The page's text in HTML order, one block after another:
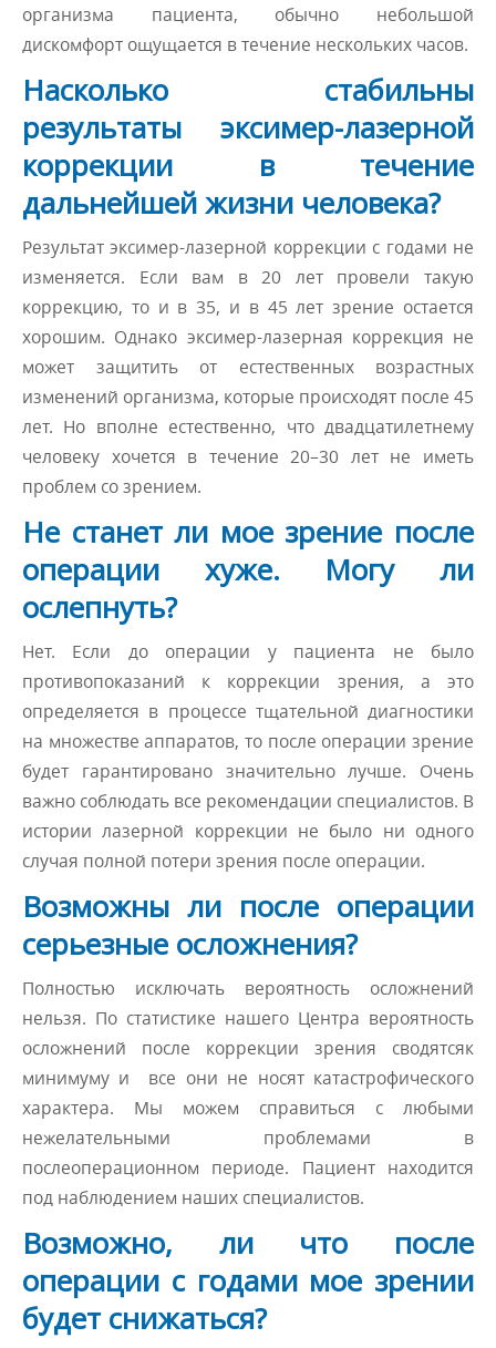
организма пациента, обычно небольшой
дискомфорт ощущается в течение нескольких часов.
Насколько стабильны
результаты эксимер-лазерной
коррекции в течение
дальнейшей жизни человека?
Результат эксимер-лазерной коррекции с годами не
изменяется. Если вам в 20 лет провели такую
коррекцию, то и в 35, и в 45 лет зрение остается
хорошим. Однако эксимер-лазерная коррекция не
может защитить от естественных возрастных
изменений организма, которые происходят после 45
лет. Но вполне естественно, что двадцатилетнему
человеку хочется в течение 20–30 лет не иметь
проблем со зрением.
Не станет ли мое зрение после
операции хуже. Могу ли
ослепнуть?
Нет. Если до операции у пациента не было
противопоказаний к коррекции зрения, а это
определяется в процессе тщательной диагностики
на множестве аппаратов, то после операции зрение
будет гарантировано значительно лучше. Очень
важно соблюдать все рекомендации специалистов. В
истории лазерной коррекции не было ни одного
случая полной потери зрения после операции.
Возможны ли после операции
серьезные осложнения?
Полностью исключать вероятность осложнений
нельзя. По статистике нашего Центра вероятность
осложнений после коррекции зрения сводятсяк
минимуму и все они не носят катастрофического
характера. Мы можем справиться с любыми
нежелательными проблемами в
послеоперационном периоде. Пациент находится
под наблюдением наших специалистов.
Возможно, ли что после
операции с годами мое зрении
будет снижаться?